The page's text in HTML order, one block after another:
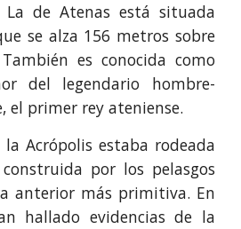
de Atenas está situada
se alza 156 metros sobre
es conocida como
del legendario hombre-
el primer rey ateniense.
Acrópolis estaba rodeada
por los pelasgos
anterior más primitiva. En
hallado evidencias de la